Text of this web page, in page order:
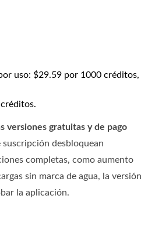
uso: $29.59 por 1000 créditos,
versiones gratuitas y de pago
suscripción desbloquean
completas, como aumento
sin marca de agua, la versión
la aplicación.